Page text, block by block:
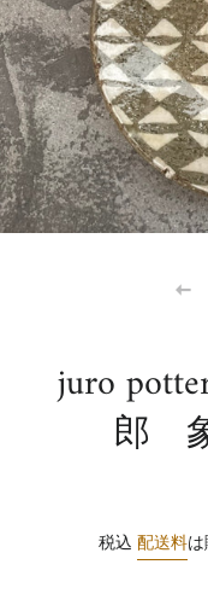
juro
郎
税込 配送料